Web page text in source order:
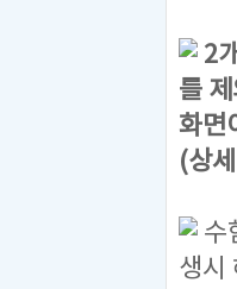
2
를
화면
(상
수
생시